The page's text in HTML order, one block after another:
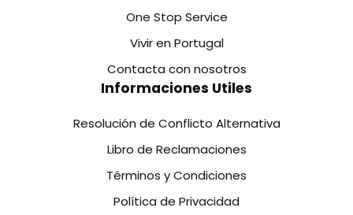
One Stop Service
Vivir en Portugal
Contacta con nosotros
Informaciones Utiles
Resolución de Conflicto Alternativa
Libro de Reclamaciones
Términos y Condiciones
Política de Privacidad